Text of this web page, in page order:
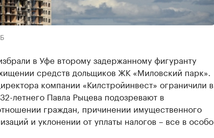
в Уфе второму задержанному фигуранту
средств дольщиков ЖК «Миловский парк».
компании «Килстройинвест» ограничили в
летнего Павла Рыцева подозревают в
граждан, причинении имущественного
и уклонении от уплаты налогов – все в особо